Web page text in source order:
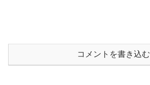
コメントを書き込む